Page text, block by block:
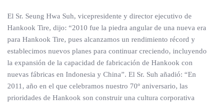
El Sr. Seung Hwa Suh, vicepresidente y director ejecutivo de
Hankook Tire, dijo: “2010 fue la piedra angular de una nueva era
para Hankook Tire, pues alcanzamos un rendimiento récord y
establecimos nuevos planes para continuar creciendo, incluyendo
la expansión de la capacidad de fabricación de Hankook con
nuevas fábricas en Indonesia y China”. El Sr. Suh añadió: “En
2011, año en el que celebramos nuestro 70º aniversario, las
prioridades de Hankook son construir una cultura corporativa